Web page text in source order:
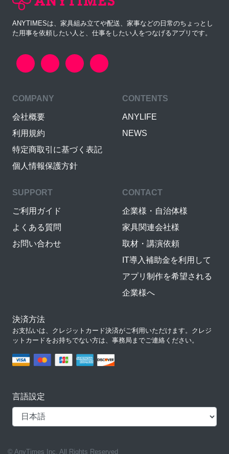
ANYTIMESは、家具組み立てや配送、家事などの日常のちょっとし
た用事を依頼したい人と、仕事をしたい人をつなげるアプリです。
COMPANY
会社概要
利用規約
特定商取引に基づく表記
個人情報保護方針
CONTENTS
ANYLIFE
NEWS
SUPPORT
ご利用ガイド
よくある質問
お問い合わせ
CONTACT
企業様・自治体様
家具関連会社様
取材・講演依頼
IT導入補助金を利用して
アプリ制作を希望される
企業様へ
決済方法
お支払いは、クレジットカード決済がご利用いただけます。クレジ
ットカードをお持ちでない方は、事務局までご連絡ください。
言語設定
© AnyTimes Inc. All Rights Reserved